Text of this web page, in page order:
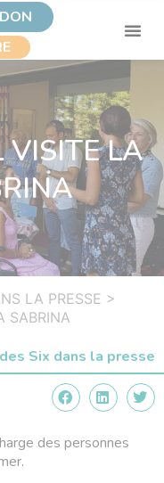
VISITE LA
LA PRESSE >
SABRINA
Six dans la presse
des personnes